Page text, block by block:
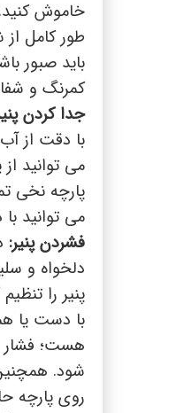
خاموش کنید.
طور کامل
باید صبور
کمرنگ و
جدا کردن
با دقت از آب
می توانید
پارچه نخی
می توانید
فشردن پنیر:
دلخواه و
پنیر را
با دست یا
هست؛ فشار
شود.
روی پارچه